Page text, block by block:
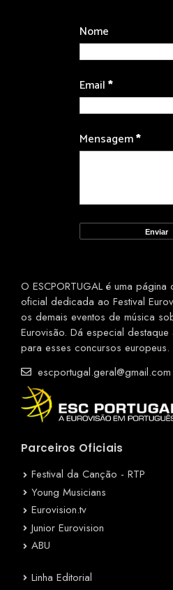
Nome
Email*
Mensagem*
O ESCPORTUGAL é uma
oficial dedicada ao Festival
os demais eventos de música
Eurovisão. Dá especial
para esses concursos europeus.
escportugal.geral@gmail.com
Parceiros Oficiais
Festival da Canção - RTP
Young Musicians
Eurovision.tv
Junior Eurovision
ABU
Linha Editorial